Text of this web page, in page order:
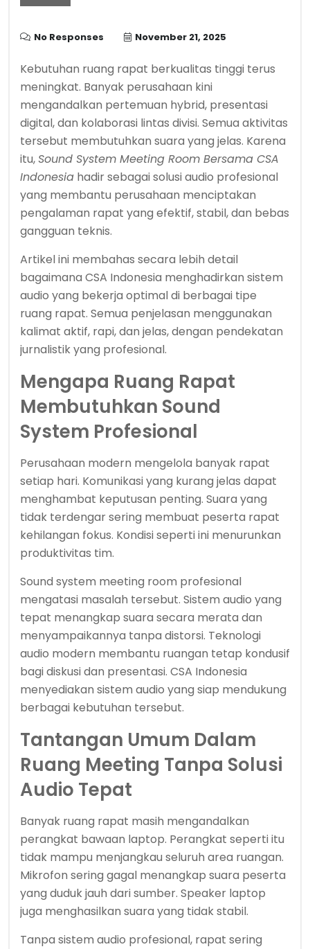
No Responses November 21, 2025
Kebutuhan ruang rapat berkualitas tinggi terus
meningkat. Banyak perusahaan kini
mengandalkan pertemuan hybrid, presentasi
digital, dan kolaborasi lintas divisi. Semua aktivitas
tersebut membutuhkan suara yang jelas. Karena
itu,Sound System Meeting Room Bersama CSA
Indonesia hadir sebagai solusi audio profesional
yang membantu perusahaan menciptakan
pengalaman rapat yang efektif, stabil, dan bebas
gangguan teknis.
Artikel ini membahas secara lebih detail
bagaimana CSA Indonesia menghadirkan sistem
audio yang bekerja optimal di berbagai tipe
ruang rapat. Semua penjelasan menggunakan
kalimat aktif, rapi, dan jelas, dengan pendekatan
jurnalistik yang profesional.
Mengapa Ruang Rapat
Membutuhkan Sound
System Profesional
Perusahaan modern mengelola banyak rapat
setiap hari. Komunikasi yang kurang jelas dapat
menghambat keputusan penting. Suara yang
tidak terdengar sering membuat peserta rapat
kehilangan fokus. Kondisi seperti ini menurunkan
produktivitas tim.
Sound system meeting room profesional
mengatasi masalah tersebut. Sistem audio yang
tepat menangkap suara secara merata dan
menyampaikannya tanpa distorsi. Teknologi
audio modern membantu ruangan tetap kondusif
bagi diskusi dan presentasi. CSA Indonesia
menyediakan sistem audio yang siap mendukung
berbagai kebutuhan tersebut.
Tantangan Umum Dalam
Ruang Meeting Tanpa Solusi
Audio Tepat
Banyak ruang rapat masih mengandalkan
perangkat bawaan laptop. Perangkat seperti itu
tidak mampu menjangkau seluruh area ruangan.
Mikrofon sering gagal menangkap suara peserta
yang duduk jauh dari sumber. Speaker laptop
juga menghasilkan suara yang tidak stabil.
Tanpa sistem audio profesional, rapat sering